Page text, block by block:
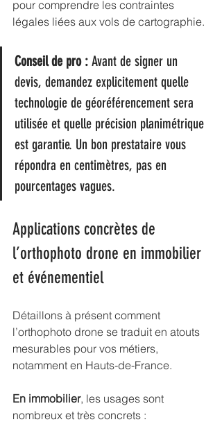
pour comprendre les contraintes
légales liées aux vols de cartographie.
Conseil de pro : Avant de signer un
devis, demandez explicitement quelle
technologie de géoréférencement sera
utilisée et quelle précision planimétrique
est garantie. Un bon prestataire vous
répondra en centimètres, pas en
pourcentages vagues.
Applications concrètes de
l’orthophoto drone en immobilier
et événementiel
Détaillons à présent comment
l’orthophoto drone se traduit en atouts
mesurables pour vos métiers,
notamment en Hauts-de-France.
En immobilier, les usages sont
nombreux et très concrets :